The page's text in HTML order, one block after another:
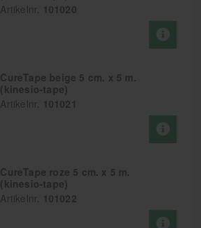
Artikelnr. 101020
CureTape beige 5 cm. x 5 m.
(kinesio-tape)
Artikelnr. 101021
CureTape roze 5 cm. x 5 m.
(kinesio-tape)
Artikelnr. 101022